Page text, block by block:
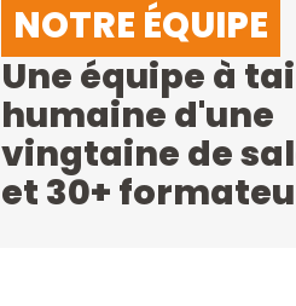
NOTRE ÉQUIPE
Une équipe à
humaine d'une
vingtaine de
et 30+